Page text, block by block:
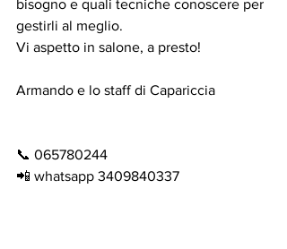
bisogno e quali tecniche conoscere per
gestirli al meglio.
Vi aspetto in salone, a presto!
Armando e lo staff di Capariccia
📞 065780244
📲 whatsapp 3409840337